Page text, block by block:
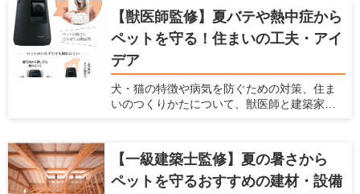
は犬の体にダメージを与えますし、将来の病
気を引き起こす可能性もあるのです。 犬を飼
われている愛犬家の方は、犬用のフローリン
グに変えることを検討してみてはいかがで
しょうか。 この記事では、フローリングが犬
に与えるダメージを紹介するとともに、愛犬
家住宅だからこそわかる「犬に優しいフロー
【獣医師監修】夏バテや熱中症から
ペットを守る！住まいの工夫・アイ
デア
犬・猫の特徴や病気を防ぐための対策、住ま
いのつくりかたについて、獣医師と建築家の
【一級建築士監修】夏の暑さから
ペットを守るおすすめの建材・設備